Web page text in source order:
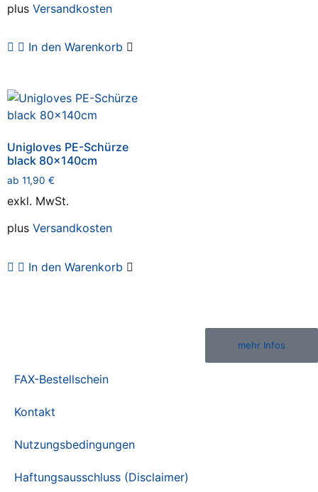
plus Versandkosten
In den Warenkorb
Unigloves PE-Schürze
black 80x140cm
ab 11,90 €
exkl. MwSt.
plus Versandkosten
In den Warenkorb
FAX-Bestellschein
Kontakt
Nutzungsbedingungen
Haftungsausschluss (Disclaimer)
mehr Infos